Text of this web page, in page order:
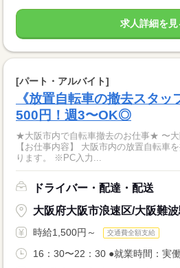
求人詳細を見
[パート・アルバイト]
《放置自転車の撤去スタ
500円！週3〜OK◎
★大阪市内で自転車撤去のお仕事★ 〜大
【お仕事内容】 大阪市内の放置自転車
ります。 ※PC入力...
ドライバー・配達・配送
大阪府大阪市浪速区/大阪難波
時給1,500円～ 交通費全額支給
16：30〜22：30 ●就業時間：実